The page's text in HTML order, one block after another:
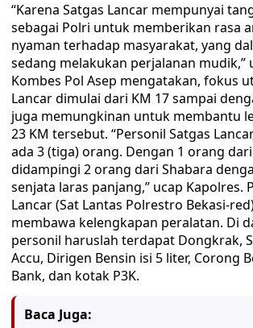
“Karena Satgas Lancar mempunyai
sebagai Polri untuk memberikan rasa
nyaman terhadap masyarakat, yang
sedang melakukan perjalanan mudik,”
Kombes Pol Asep mengatakan, fokus
Lancar dimulai dari KM 17 sampai
juga memungkinan untuk membantu
23 KM tersebut. “Personil Satgas
ada 3 (tiga) orang. Dengan 1 orang
didampingi 2 orang dari Shabara
senjata laras panjang,” ucap Kapolres.
Lancar (Sat Lantas Polrestro Bekasi-
membawa kelengkapan peralatan. Di
personil haruslah terdapat Dongkrak,
Accu, Dirigen Bensin isi 5 liter, Corong
Bank, dan kotak P3K.
Baca Juga: